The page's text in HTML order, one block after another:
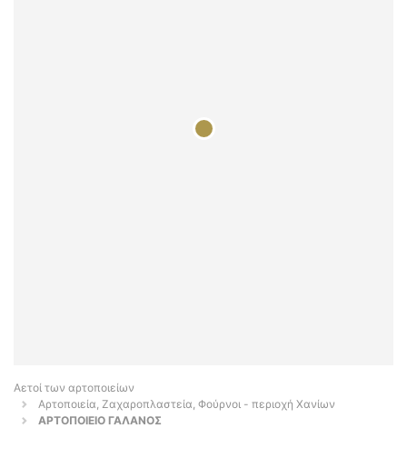
Αετοί των αρτοποιείων
Αρτοποιεία, Ζαχαροπλαστεία, Φούρνοι - περιοχή Χανίων
ΑΡΤΟΠΟΙΕΙΟ ΓΑΛΑΝΟΣ